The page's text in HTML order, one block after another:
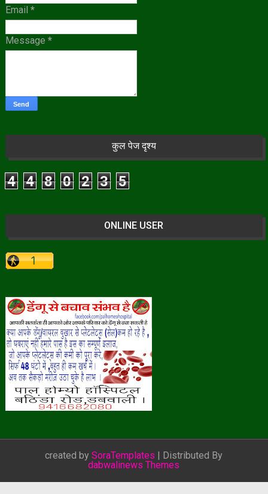
Email *
Message *
कुल पेज दृश्य
4 4 8 0 2 3 5
ONLINE USER
created bySoraTemplates | Distributed By
dabwalinews Themes